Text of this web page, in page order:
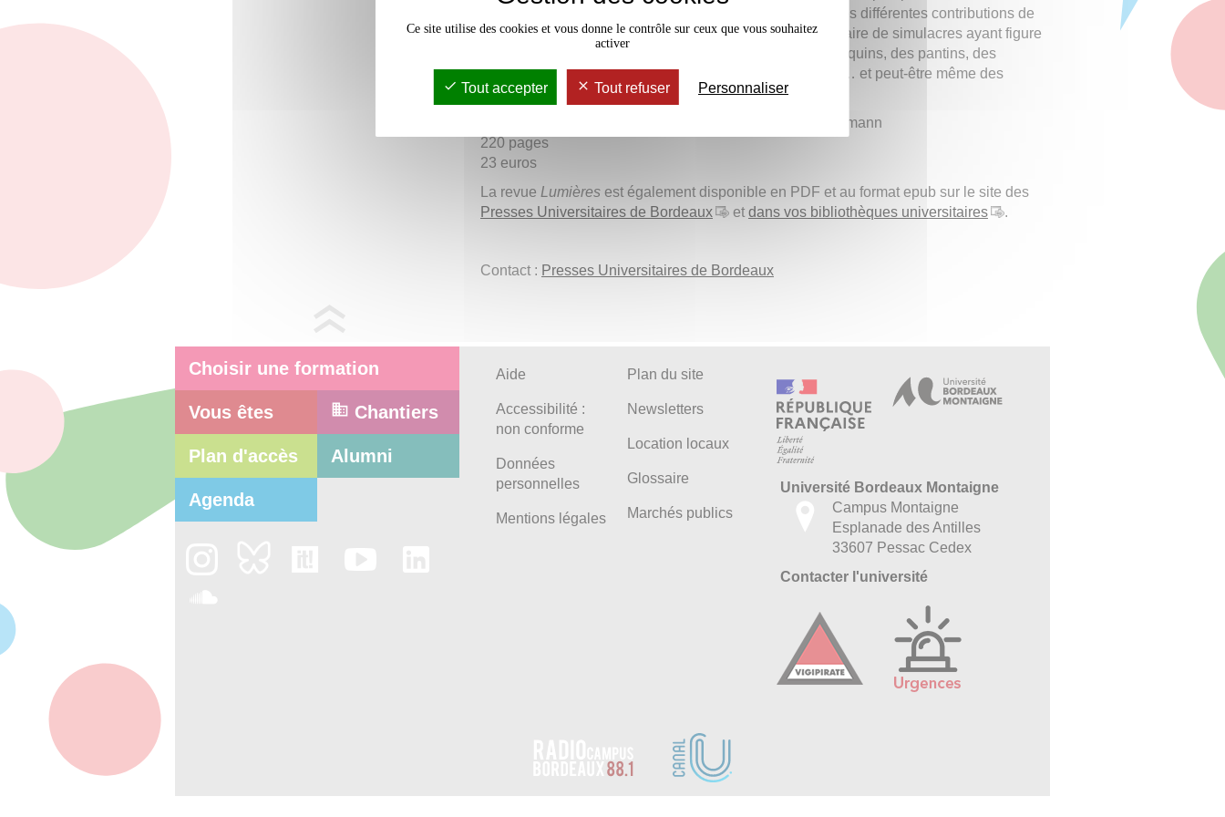
figuration sensible et d’une expérience de pensée, que les différentes contributions de
ce volume explorent et questionnent l’éventail extraordinaire de simulacres ayant figure
humaine présent dans l’oeuvre diderotienne : des mannequins, des pantins, des
automates, des marionnettes, des statues, des fantômes… et peut-être même des
thermomètres.
Sous la direction d’Aurélia Gaillard et de Marie-Irène Igelmann
220 pages
23 euros
La revue Lumièresest également disponible en PDF et au format epub sur le site des
Presses Universitaires de Bordeaux
et dans vos bibliothèques universitaires .
Contact : Presses Universitaires de Bordeaux
Choisir une formation
Vous êtes Chantiers
Plan d'accès Alumni
Agenda
Aide
Accessibilité :
non conforme
Données
personnelles
Mentions légales
Plan du site
Newsletters
Location locaux
Glossaire
Marchés publics
Université Bordeaux Montaigne
Campus Montaigne
Esplanade des Antilles
33607 Pessac Cedex
Contacter l'université
Ce site utilise des cookies et vous donne le contrôle sur ceux que vous souhaitez
activer
Tout accepter Tout refuser Personnaliser